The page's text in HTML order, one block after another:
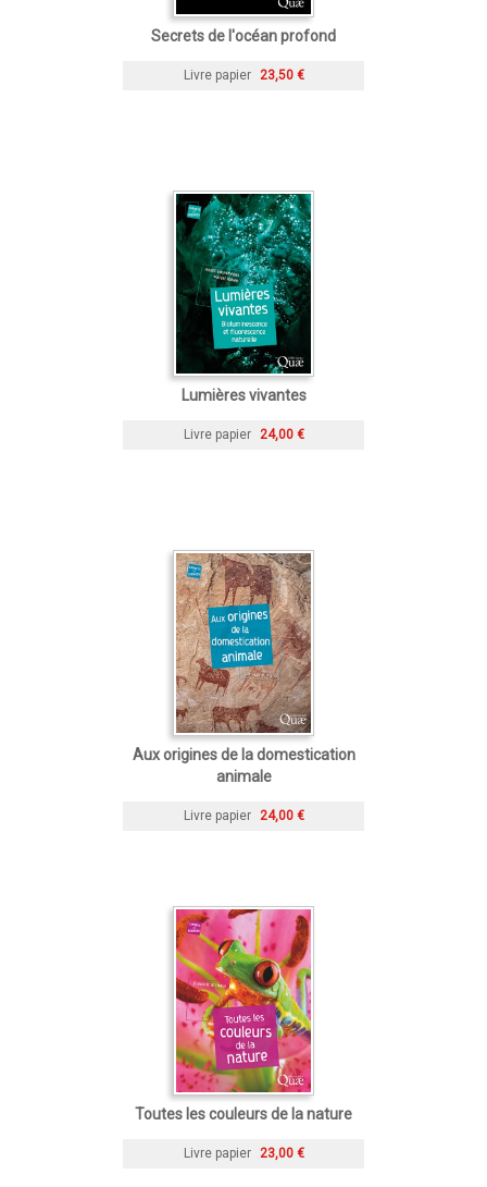
Secrets de l'océan profond
Livre papier 23,50 €
Lumières vivantes
Livre papier 24,00 €
Aux origines de la domestication
animale
Livre papier 24,00 €
Toutes les couleurs de la nature
Livre papier 23,00 €